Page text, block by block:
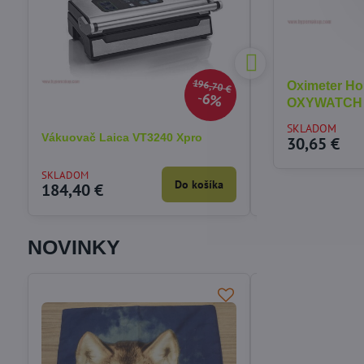
Oximeter
OXYWATCH
SKLADOM
30,65 €
196,70 €
6%
Vákuovač Laica VT3240 Xpro
SKLADOM
184,40 € Do košíka
Rozkladacia
5v1 Bestway 75054
NOVINKY